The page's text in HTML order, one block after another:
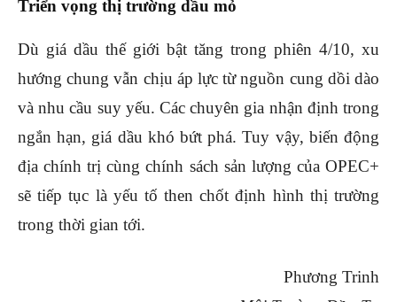
Triển vọng thị trường dầu mỏ
Dù giá dầu thế giới bật tăng trong phiên 4/10, xu
hướng chung vẫn chịu áp lực từ nguồn cung dồi dào
và nhu cầu suy yếu. Các chuyên gia nhận định trong
ngắn hạn, giá dầu khó bứt phá. Tuy vậy, biến động
địa chính trị cùng chính sách sản lượng của OPEC+
sẽ tiếp tục là yếu tố then chốt định hình thị trường
trong thời gian tới.
Phương Trinh